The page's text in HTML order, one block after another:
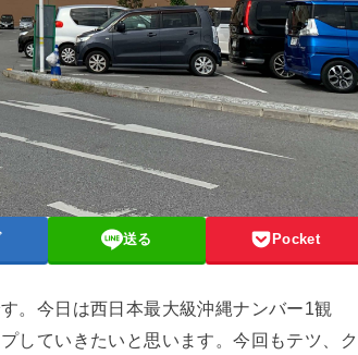
送る Pocket
。今日は西日本最大級沖縄ナンバー1観
していきたいと思います。今回もテツ、ク